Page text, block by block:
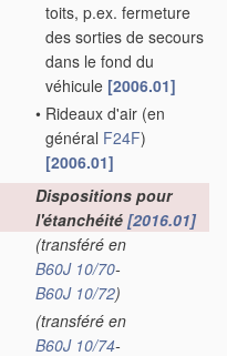
toits, p.ex. fermeture
des sorties de secours
dans le fond du
véhicule [2006.01]
• Rideaux d'air (en
général F24F)
[2006.01]
Dispositions pour
l'étanchéité [2016.01]
(transféré en
B60J 10/70-
B60J 10/72)
(transféré en
B60J 10/74-